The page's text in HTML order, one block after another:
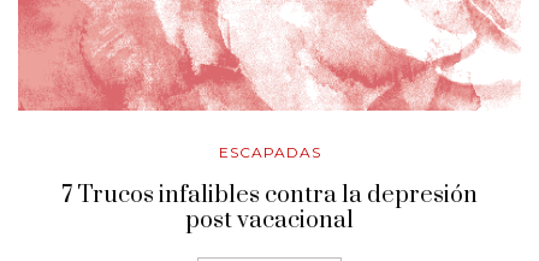
ESCAPADAS
7 Trucos infalibles contra la depresión
post vacacional